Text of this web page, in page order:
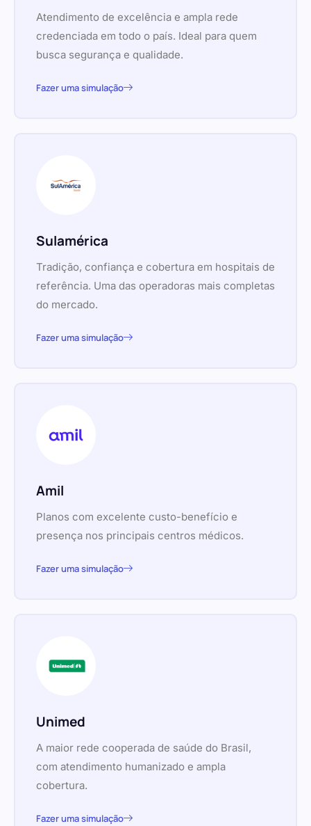
Atendimento de excelência e ampla rede
credenciada em todo o país. Ideal para quem
busca segurança e qualidade.
Fazer uma simulação
Sulamérica
Tradição, confiança e cobertura em hospitais de
referência. Uma das operadoras mais completas
do mercado.
Fazer uma simulação
Amil
Planos com excelente custo-benefício e
presença nos principais centros médicos.
Fazer uma simulação
Unimed
A maior rede cooperada de saúde do Brasil,
com atendimento humanizado e ampla
cobertura.
Fazer uma simulação